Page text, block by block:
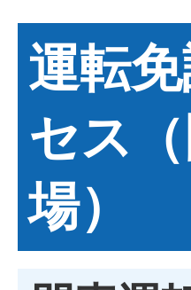
運転
セス
場）